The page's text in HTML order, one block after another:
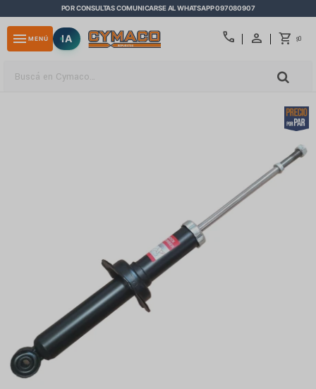
POR CONSULTAS COMUNICARSE AL WHATSAPP 097080907
call $0
menu MENÚ IA
close